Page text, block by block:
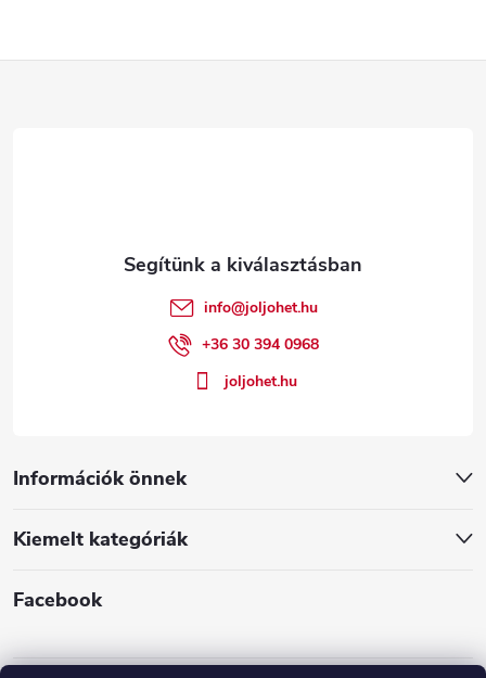
Információk önnek
Kiemelt kategóriák
Facebook
info@joljohet.hu
+36 30 394 0968
joljohet.hu